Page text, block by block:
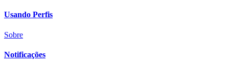
Usando Perfis
Sobre
Notificações